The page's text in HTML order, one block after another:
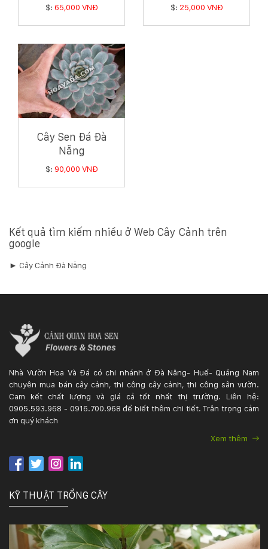
$: 65,000 VNĐ $: 25,000 VNĐ
Cây Sen Đá Đà
Nẵng
$: 90,000 VNĐ
Kết quả tìm kiếm nhiều ở Web Cây Cảnh trên
google
► Cây Cảnh Đà Nẵng
Nhà Vườn Hoa Và Đá có chi nhánh ở Đà Nẵng- Huế- Quảng Nam
chuyên mua bán cây cảnh, thi công cây cảnh, thi công sân vườn.
Cam kết chất lượng và giá cả tốt nhất thị trường. Liên hệ:
0905.593.968 - 0916.700.968 để biết thêm chi tiết. Trân trọng cảm
ơn quý khách
Xem thêm
KỸ THUẬT TRỒNG CÂY